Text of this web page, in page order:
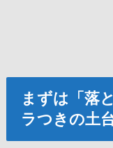
まずは「落
ラつきの土